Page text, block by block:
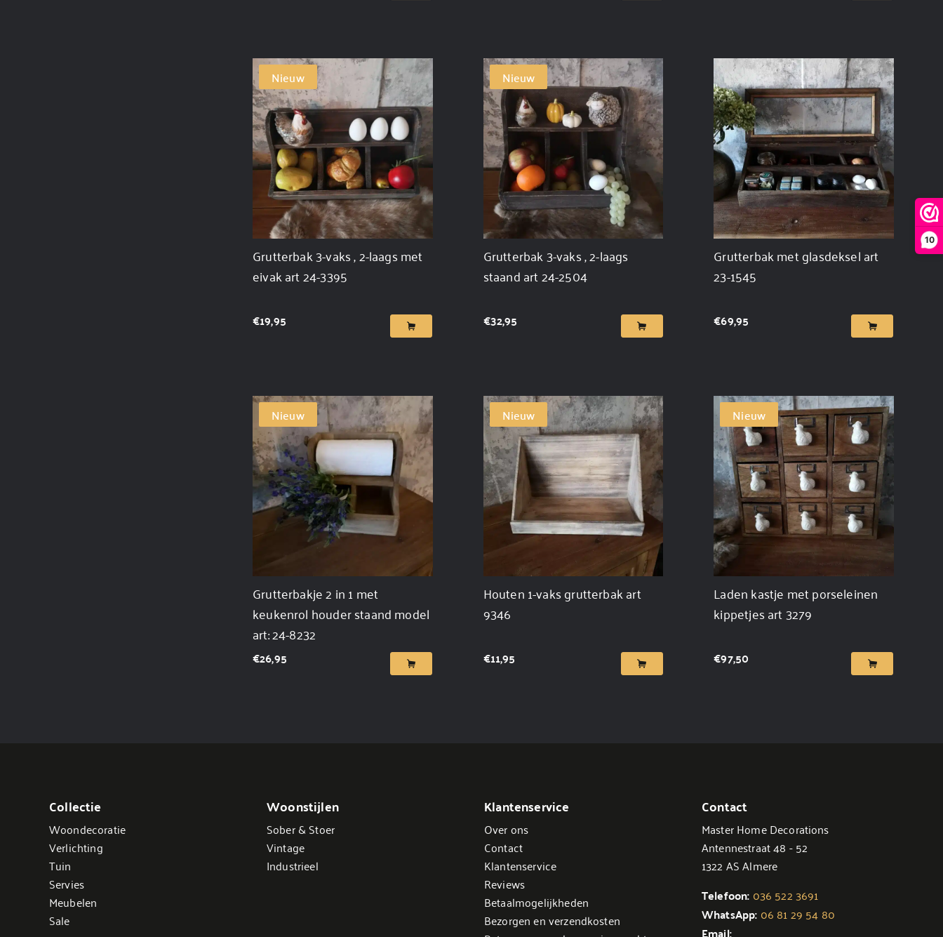
10
Nieuw
Grutterbak 3-vaks , 2-laags met
eivak art 24-3395
€19,95
Nieuw
Grutterbak 3-vaks , 2-laags
staand art 24-2504
€32,95
Grutterbak met glasdeksel art
23-1545
€69,95
Nieuw
Grutterbakje 2 in 1 met
keukenrol houder staand model
art: 24-8232
€26,95
Nieuw
Houten 1-vaks grutterbak art
9346
€11,95
Nieuw
Laden kastje met porseleinen
kippetjes art 3279
€97,50
Collectie
Woondecoratie
Verlichting
Tuin
Servies
Meubelen
Sale
Woonstijlen
Sober & Stoer
Vintage
Industrieel
Klantenservice
Over ons
Contact
Klantenservice
Reviews
Betaalmogelijkheden
Bezorgen en verzendkosten
Contact
Master Home Decorations
Antennestraat 48 - 52
1322 AS Almere
Telefoon: 036 522 3691
WhatsApp: 06 81 29 54 80